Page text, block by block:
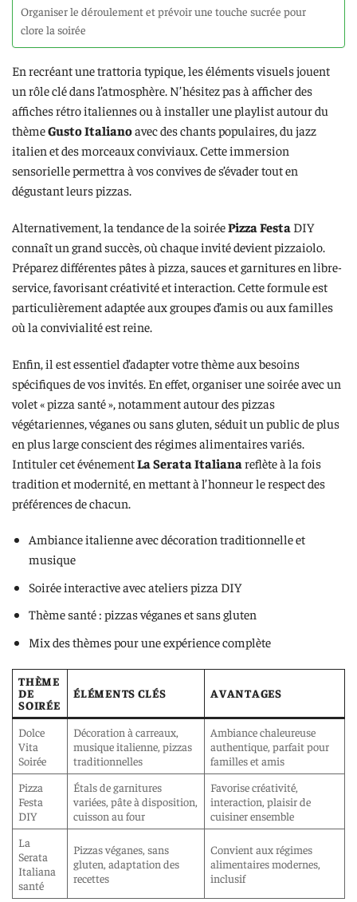
Organiser le déroulement et prévoir une touche sucrée pour
clore la soirée
En recréant une trattoria typique, les éléments visuels jouent
un rôle clé dans l’atmosphère. N’hésitez pas à afficher des
affiches rétro italiennes ou à installer une playlist autour du
thèmeGusto Italianoavec des chants populaires, du jazz
italien et des morceaux conviviaux. Cette immersion
sensorielle permettra à vos convives de s’évader tout en
dégustant leurs pizzas.
Alternativement, la tendance de la soiréePizza Festa DIY
connaît un grand succès, où chaque invité devient pizzaiolo.
Préparez différentes pâtes à pizza, sauces et garnitures en libre-
service, favorisant créativité et interaction. Cette formule est
particulièrement adaptée aux groupes d’amis ou aux familles
où la convivialité est reine.
Enfin, il est essentiel d’adapter votre thème aux besoins
spécifiques de vos invités. En effet, organiser une soirée avec un
volet « pizza santé », notamment autour des pizzas
végétariennes, véganes ou sans gluten, séduit un public de plus
en plus large conscient des régimes alimentaires variés.
Intituler cet événementLa Serata Italiana reflète à la fois
tradition et modernité, en mettant à l’honneur le respect des
préférences de chacun.
Ambiance italienne avec décoration traditionnelle et
musique
Soirée interactive avec ateliers pizza DIY
Thème santé : pizzas véganes et sans gluten
Mix des thèmes pour une expérience complète
THÈME
DE
SOIRÉE
ÉLÉMENTS CLÉS AVANTAGES
Dolce
Vita
Soirée
Décoration à carreaux,
musique italienne, pizzas
traditionnelles
Ambiance chaleureuse
authentique, parfait pour
familles et amis
Pizza
Festa
DIY
Étals de garnitures
variées, pâte à disposition,
cuisson au four
Favorise créativité,
interaction, plaisir de
cuisiner ensemble
La
Serata
Italiana
santé
Pizzas véganes, sans
gluten, adaptation des
recettes
Convient aux régimes
alimentaires modernes,
inclusif